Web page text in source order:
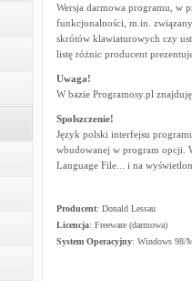
Wersja darmowa programu, w
funkcjonalności, m.in.
skrótów klawiaturowych czy
listę różnic producent
Uwaga!
W bazie Programosy.pl
Spolszczenie!
Język polski interfejsu
wbudowanej w program opcji.
Language File... i na
Producent: Donald Lessau
Licencja: Freeware (darmowa)
System Operacyjny: Windows 98/